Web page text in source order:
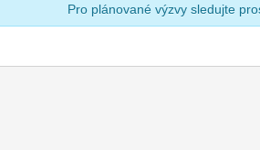
Pro plánované výzvy sledujte